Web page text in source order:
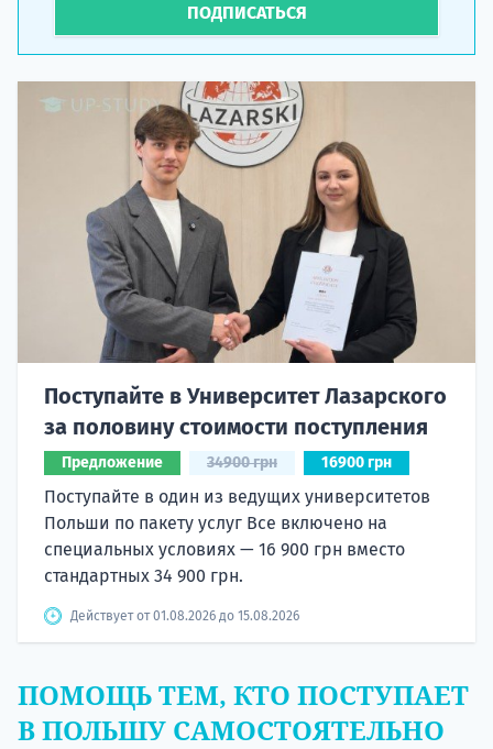
ПОДПИСАТЬСЯ
Поступайте в Университет Лазарского
за половину стоимости поступления
Предложение 34900 грн 16900 грн
Поступайте в один из ведущих университетов
Польши по пакету услуг Все включено на
специальных условиях — 16 900 грн вместо
стандартных 34 900 грн.
Действует от 01.08.2026 до 15.08.2026
ПОМОЩЬ ТЕМ, КТО ПОСТУПАЕТ
В ПОЛЬШУ САМОСТОЯТЕЛЬНО